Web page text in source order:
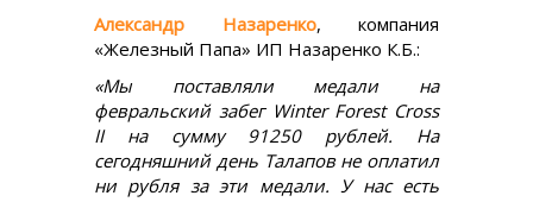
Александр Назаренко, компания
«Железный Папа» ИП Назаренко К.Б.:
«Мы поставляли медали на
февральский забег Winter Forest Cross
II на сумму 91250 рублей. На
сегодняшний день Талапов не оплатил
ни рубля за эти медали. У нас есть